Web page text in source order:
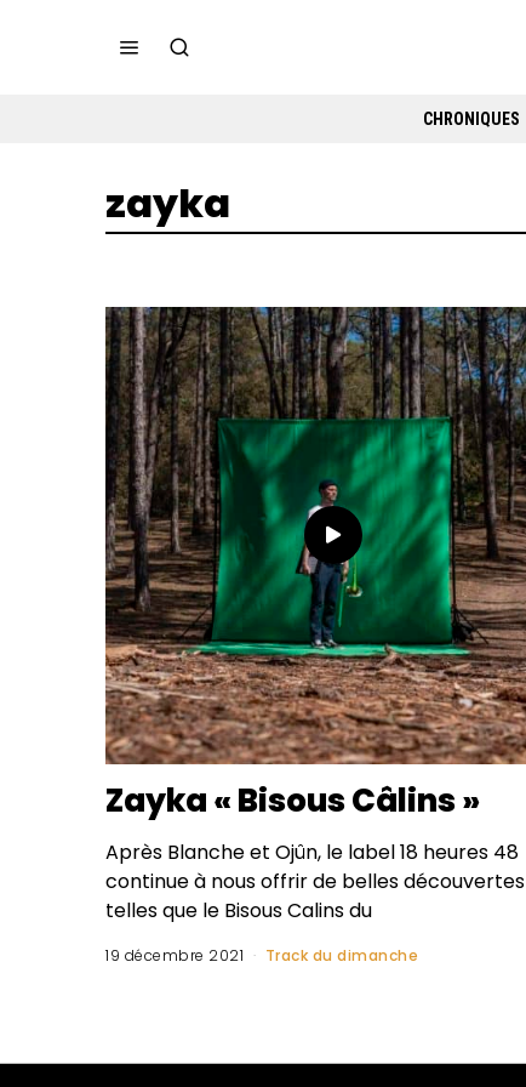
CHRONIQUES
zayka
Zayka « Bisous Câlins »
Après Blanche et Ojûn, le label 18 heures 48
continue à nous offrir de belles découvertes
telles que le Bisous Calins du
19 décembre 2021 Track du dimanche